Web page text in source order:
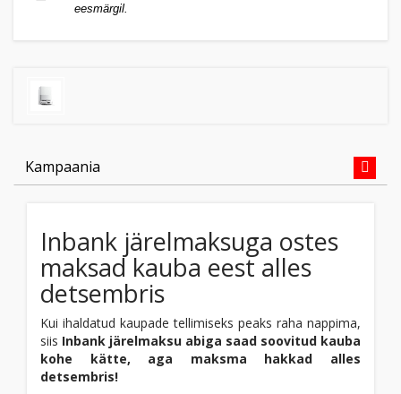
eesmärgil.
Kampaania
Inbank järelmaksuga ostes
maksad kauba eest alles
detsembris
Kui ihaldatud kaupade tellimiseks peaks raha nappima,
siis Inbank järelmaksu abiga saad soovitud kauba
kohe kätte, aga maksma hakkad alles
detsembris!
Auto